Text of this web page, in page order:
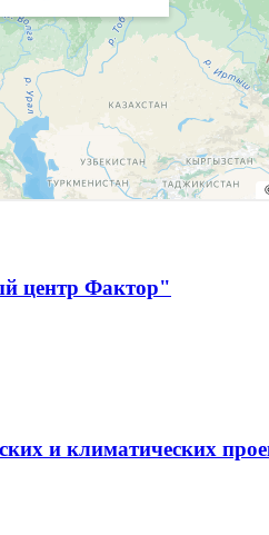
центр Фактор"
и климатических